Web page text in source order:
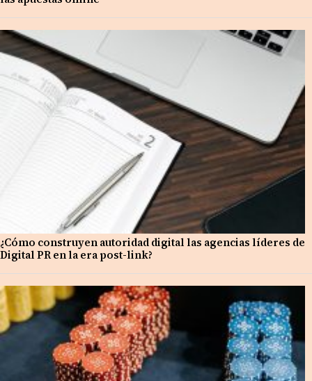
¿Cómo construyen autoridad digital las agencias líderes de
Digital PR en la era post-link?